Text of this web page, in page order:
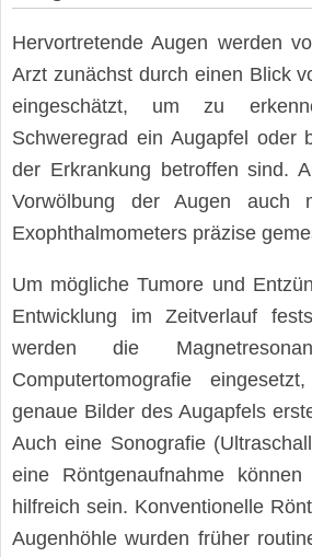
Hervortretende Augen werden
Arzt zunächst durch einen Blick
eingeschätzt, um zu
Schweregrad ein Augapfel oder
der Erkrankung betroffen sind.
Vorwölbung der Augen auch
Exophthalmometers präzise
Um mögliche Tumore und
Entwicklung im Zeitverlauf
werden die
Computertomografie
genaue Bilder des Augapfels
Auch eine Sonografie
eine Röntgenaufnahme
hilfreich sein. Konventionelle
Augenhöhle wurden früher